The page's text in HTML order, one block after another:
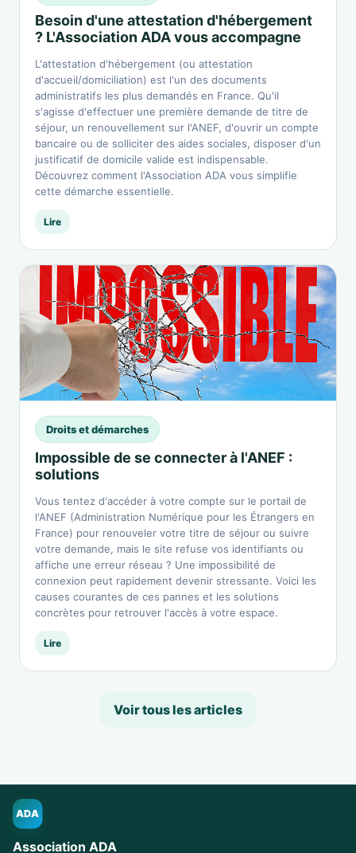
Besoin d'une attestation d'hébergement
? L'Association ADA vous accompagne
L'attestation d'hébergement (ou attestation
d'accueil/domiciliation) est l'un des documents
administratifs les plus demandés en France. Qu'il
s'agisse d'effectuer une première demande de titre de
séjour, un renouvellement sur l'ANEF, d'ouvrir un compte
bancaire ou de solliciter des aides sociales, disposer d'un
justificatif de domicile valide est indispensable.
Découvrez comment l'Association ADA vous simplifie
cette démarche essentielle.
Lire
Droits et démarches
Impossible de se connecter à l'ANEF :
solutions
Vous tentez d'accéder à votre compte sur le portail de
l'ANEF (Administration Numérique pour les Étrangers en
France) pour renouveler votre titre de séjour ou suivre
votre demande, mais le site refuse vos identifiants ou
affiche une erreur réseau ? Une impossibilité de
connexion peut rapidement devenir stressante. Voici les
causes courantes de ces pannes et les solutions
concrètes pour retrouver l'accès à votre espace.
Lire
Voir tous les articles
ADA
Association ADA